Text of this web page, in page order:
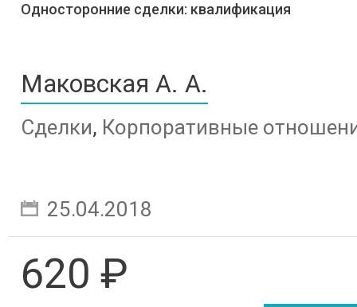
Односторонние сделки: квалификация
Маковская А. А.
Сделки, Корпоративные
25.04.2018
620 ₽